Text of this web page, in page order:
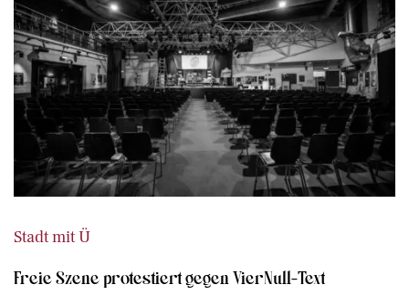
Stadt mit Ü
Freie Szene protestiert gegen VierNull-Text